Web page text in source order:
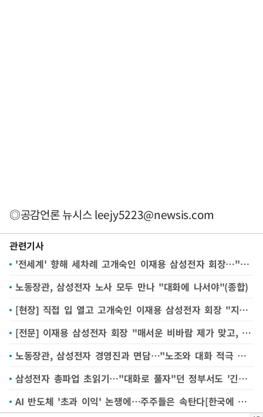
◎공감언론 뉴시스leejy5223@newsis.com
관련기사
'전세계' 향해 세차례 고개숙인 이재용 삼성전자 회장…"글로벌 후폭풍 우려 속 직접 전면에"
노동장관, 삼성전자 노사 모두 만나 "대화에 나서야"(종합)
[현장] 직접 입 열고 고개숙인 이재용 삼성전자 회장 "지혜롭게 힘모아야, 비바람 제가 맞을 것"
[전문] 이재용 삼성전자 회장 "매서운 비바람 제가 맞고, 다 제 탓으로 돌리겠다"
노동장관, 삼성전자 경영진과 면담…"노조와 대화 적극 나서야"
삼성전자 총파업 초읽기…"대화로 풀자"던 정부서도 '긴급조정' 기류 확산
AI 반도체 '초과 이익' 논쟁에…주주들은 속탄다[한국에 무슨 일이④]